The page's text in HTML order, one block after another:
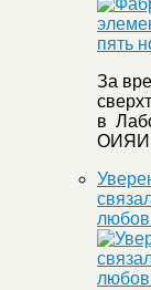
За
в
ОИЯИ